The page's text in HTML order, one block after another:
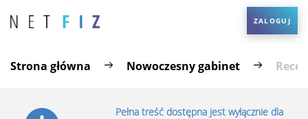
ZALOGUJ
Strona główna Nowoczesny gabinet
Pełna treść dostępna jest wyłącznie dla